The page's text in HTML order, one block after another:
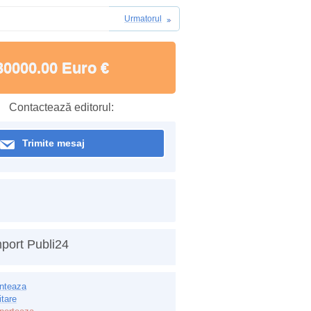
Urmatorul
Euro €
Contactează editorul:
Trimite mesaj
Publi24